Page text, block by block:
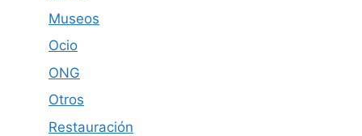
Museos
Ocio
ONG
Otros
Restauración